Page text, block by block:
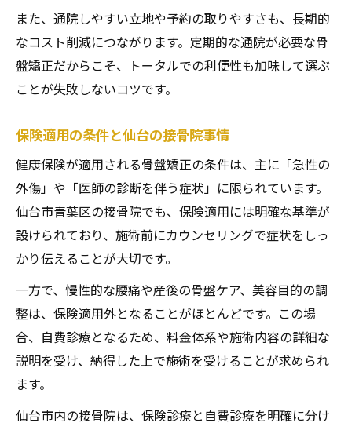
また、通院しやすい立地や予約の取りやすさも、長期的
なコスト削減につながります。定期的な通院が必要な骨
盤矯正だからこそ、トータルでの利便性も加味して選ぶ
ことが失敗しないコツです。
保険適用の条件と仙台の接骨院事情
健康保険が適用される骨盤矯正の条件は、主に「急性の
外傷」や「医師の診断を伴う症状」に限られています。
仙台市青葉区の接骨院でも、保険適用には明確な基準が
設けられており、施術前にカウンセリングで症状をしっ
かり伝えることが大切です。
一方で、慢性的な腰痛や産後の骨盤ケア、美容目的の調
整は、保険適用外となることがほとんどです。この場
合、自費診療となるため、料金体系や施術内容の詳細な
説明を受け、納得した上で施術を受けることが求められ
ます。
仙台市内の接骨院は、保険診療と自費診療を明確に分け